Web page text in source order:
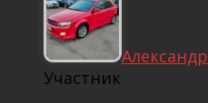
Александр
Участник